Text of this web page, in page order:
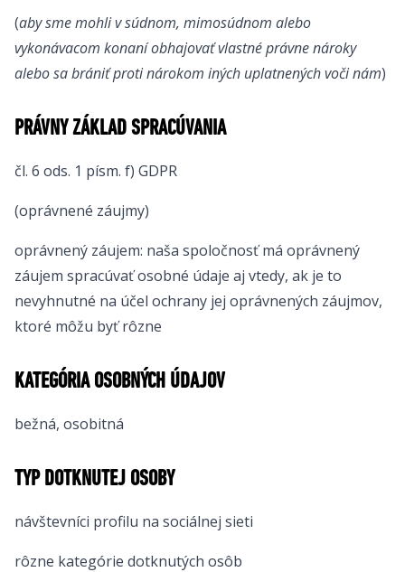
(aby sme mohli v súdnom, mimosúdnom alebo
vykonávacom konaní obhajovať vlastné právne nároky
alebo sa brániť proti nárokom iných uplatnených voči nám)
PRÁVNY ZÁKLAD SPRACÚVANIA
čl. 6 ods. 1 písm. f) GDPR
(oprávnené záujmy)
oprávnený záujem: naša spoločnosť má oprávnený
záujem spracúvať osobné údaje aj vtedy, ak je to
nevyhnutné na účel ochrany jej oprávnených záujmov,
ktoré môžu byť rôzne
KATEGÓRIA OSOBNÝCH ÚDAJOV
bežná, osobitná
TYP DOTKNUTEJ OSOBY
návštevníci profilu na sociálnej sieti
rôzne kategórie dotknutých osôb